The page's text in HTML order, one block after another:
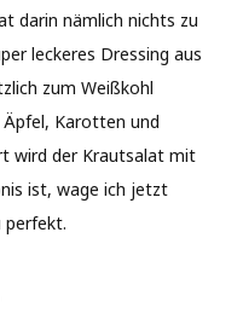
darin nämlich nichts zu
leckeres Dressing aus
zum Weißkohl
Äpfel, Karotten und
wird der Krautsalat mit
ist, wage ich jetzt
perfekt.